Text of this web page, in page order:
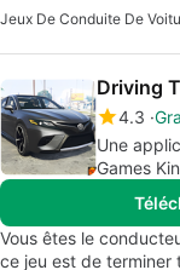
Jeux De Conduite De
Driving
4.3
Une
Games
Vous êtes le
ce jeu est de terminer